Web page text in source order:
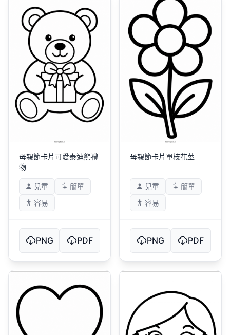
母親節卡片可愛泰迪熊禮
物
兒童
簡單
容易
PNG PDF
母親節卡片單枝花莖
兒童
簡單
容易
PNG PDF